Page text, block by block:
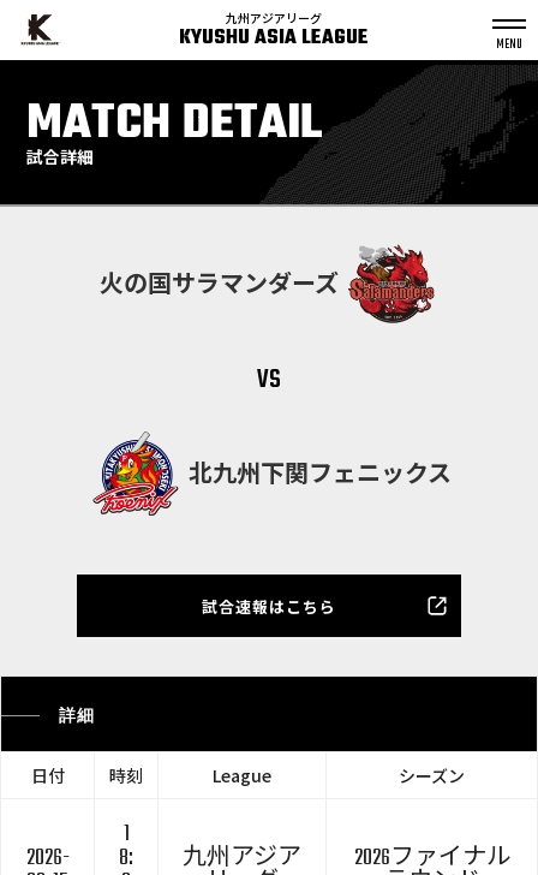
九州アジアリーグ
KYUSHU ASIA LEAGUE
MATCH DETAIL
試合詳細
火の国サラマンダーズ
vs
北九州下関フェニックス
試合速報はこちら
詳細
日付 時刻 League シーズン
2026-
1
8: 九州アジア 2026ファイナル